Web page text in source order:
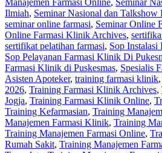
Ilmiah, Seminar Nasional dan Talkshow
seminar online farmasi, Seminar Online
Online Farmasi Klinik Archives,
sertifikat pelatihan farmasi, Sop Instalasi
Sop Pelayanan Farmasi Klinik Di
Farmasi Klinik di Puskesmas, Spesialis
Asisten Apoteker, training farmasi klinik,
2026, Training Farmasi Klinik Archives,
Jogja, Training Farmasi Klinik Online,
Training Kefarmasian, Training
Manajemen Farmasi Klinik, Training
Training Manajemen Farmasi Online,
Rumah Sakit, Training Manajemen